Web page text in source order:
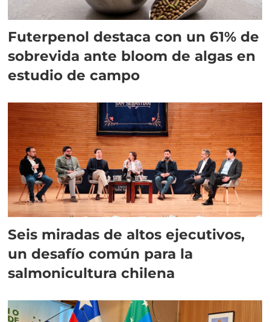
Futerpenol destaca con un 61% de
sobrevida ante bloom de algas en
estudio de campo
Seis miradas de altos ejecutivos,
un desafío común para la
salmonicultura chilena